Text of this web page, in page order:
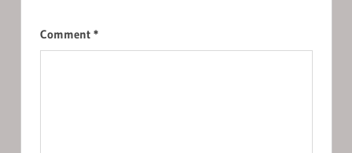
Comment *